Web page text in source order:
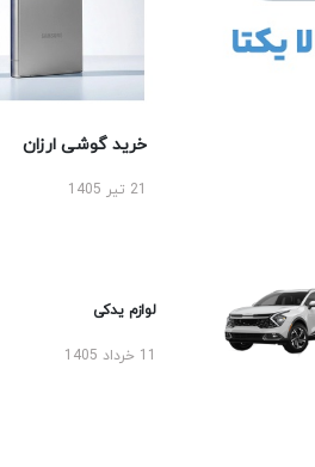
خرید گوشی ارزان
لوازم یدکی